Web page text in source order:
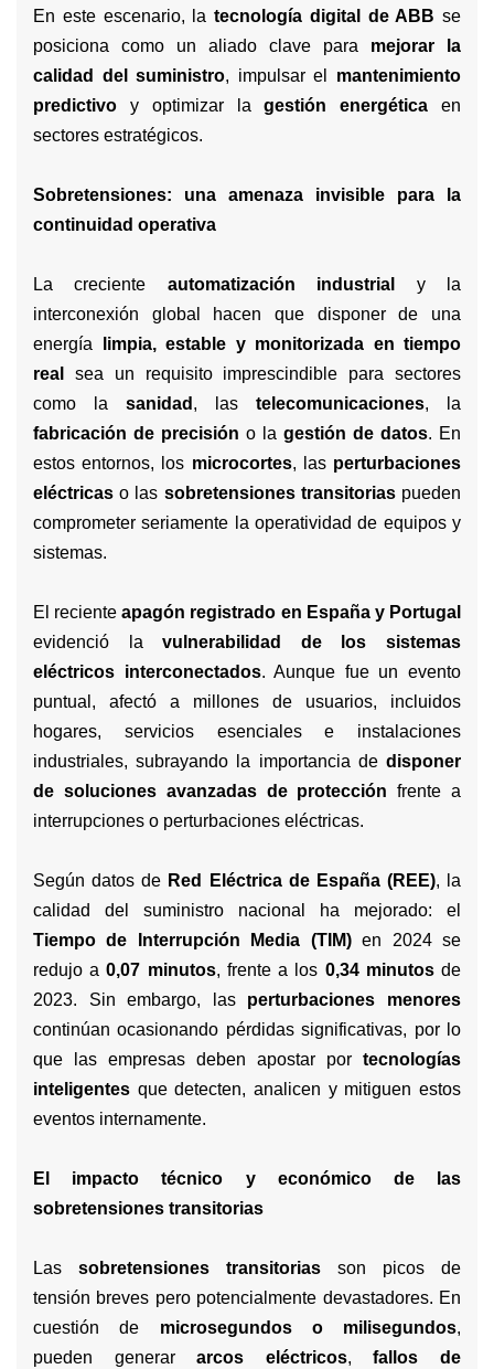
En este escenario, la tecnología digital de ABB se
posiciona como un aliado clave para mejorar la
calidad del suministro, impulsar el mantenimiento
predictivo y optimizar lagestión energética en
sectores estratégicos.
Sobretensiones: una amenaza invisible para la
continuidad operativa
La creciente automatización industrial
y la
interconexión global hacen que disponer de una
energía
limpia, estable y monitorizada en tiempo
real
sea un requisito imprescindible para sectores
como la sanidad , las telecomunicaciones, la
fabricación de precisión o la gestión de datos. En
estos entornos, los microcortes, las perturbaciones
eléctricas o las sobretensiones transitoriaspueden
comprometer seriamente la operatividad de equipos y
sistemas.
El recienteapagón registrado en España y Portugal
evidenció lavulnerabilidad de los sistemas
eléctricos interconectados. Aunque fue un evento
puntual, afectó a millones de usuarios, incluidos
hogares, servicios esenciales e instalaciones
industriales, subrayando la importancia de disponer
de soluciones avanzadas de protección frente a
interrupciones o perturbaciones eléctricas.
Según datos de Red Eléctrica de España (REE), la
calidad del suministro nacional ha mejorado: el
Tiempo de Interrupción Media (TIM)en 2024 se
redujo a0,07 minutos, frente a los 0,34 minutosde
2023. Sin embargo, las perturbaciones menores
continúan ocasionando pérdidas significativas, por lo
que las empresas deben apostar por tecnologías
inteligentes que detecten, analicen y mitiguen estos
eventos internamente.
El impacto técnico y económico de las
sobretensiones transitorias
Las sobretensiones transitorias son picos de
tensión breves pero potencialmente devastadores. En
cuestión de microsegundos o milisegundos,
pueden generararcos eléctricos,fallos de